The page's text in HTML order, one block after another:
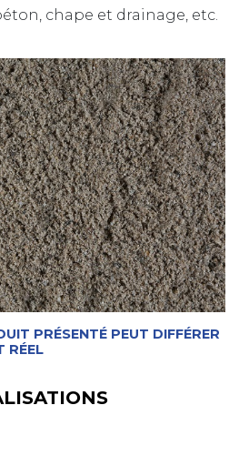
chape et drainage, etc.
PRÉSENTÉ PEUT DIFFÉRER
RÉEL